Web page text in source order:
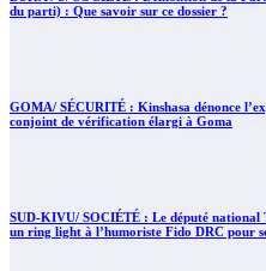
du parti) : Que savoir sur ce dossier ?
GOMA/ SÉCURITÉ : Kinshasa dénonce
conjoint de vérification élargi à Goma
SUD-KIVU/ SOCIÉTÉ : Le député
un ring light à l’humoriste Fido DRC pour